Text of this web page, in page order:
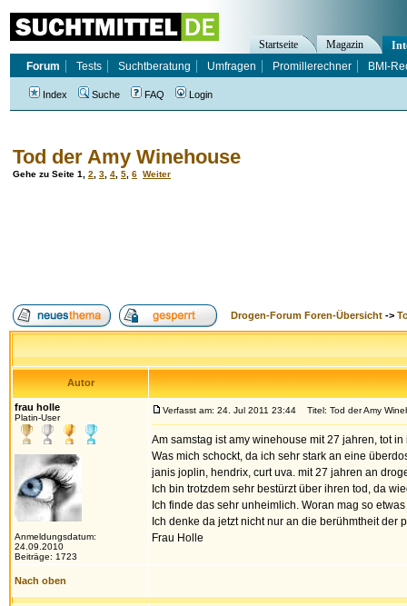
Tod der Amy Winehouse
Gehe zu Seite 1 2 3 4 5 6 Weiter
Drogen-Forum Foren-Übersicht ->
Autor
frau holle
Platin-User
Anmeldungsdatum:
24.09.2010
Beiträge: 1723
Verfasst am: 24. Jul 2011 23:44 Titel: Tod der Amy
Am samstag ist amy winehouse mit 27 jahren, tot
Was mich schockt, da ich sehr stark an eine
janis joplin, hendrix, curt uva. mit 27 jahren an
Ich bin trotzdem sehr bestürzt über ihren tod, da
Ich finde das sehr unheimlich. Woran mag so
Ich denke da jetzt nicht nur an die berühmtheit der
Frau Holle
Nach oben
Startseite Magazin
Forum
Tests Suchtberatung Umfragen Promillerechner BMI-
Index Suche FAQ Login